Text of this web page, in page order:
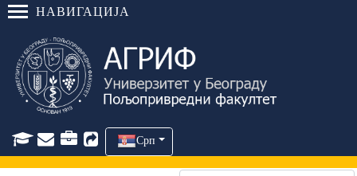
НАВИГАЦИЈА
Срп